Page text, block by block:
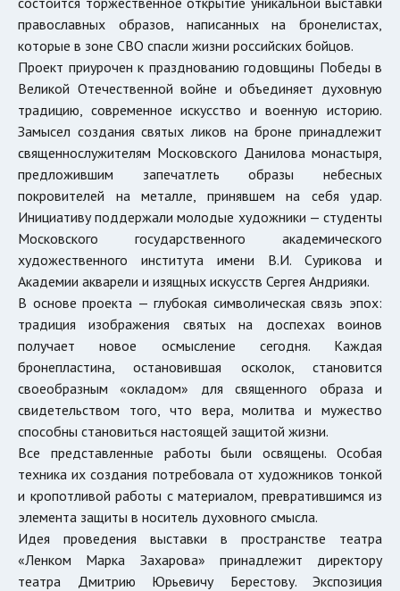
православных образов, написанных на бронелистах,
которые в зоне СВО спасли жизни российских бойцов.
Проект приурочен к празднованию годовщины Победы в
Великой Отечественной войне и объединяет духовную
традицию, современное искусство и военную историю.
Замысел создания святых ликов на броне принадлежит
священнослужителям Московского Данилова монастыря,
предложившим запечатлеть образы небесных
покровителей на металле, принявшем на себя удар.
Инициативу поддержали молодые художники — студенты
Московского государственного академического
художественного института имени В.И. Сурикова и
Академии акварели и изящных искусств Сергея Андрияки.
В основе проекта — глубокая символическая связь эпох:
традиция изображения святых на доспехах воинов
получает новое осмысление сегодня. Каждая
бронепластина, остановившая осколок, становится
своеобразным «окладом» для священного образа и
свидетельством того, что вера, молитва и мужество
способны становиться настоящей защитой жизни.
Все представленные работы были освящены. Особая
техника их создания потребовала от художников тонкой
и кропотливой работы с материалом, превратившимся из
элемента защиты в носитель духовного смысла.
Идея проведения выставки в пространстве театра
«Ленком Марка Захарова» принадлежит директору
театра Дмитрию Юрьевичу Берестову. Экспозиция